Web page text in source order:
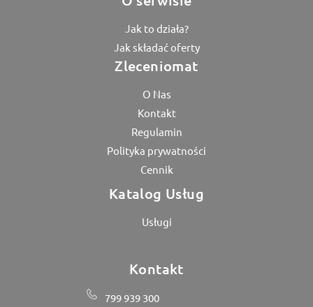
Jak to działa?
Jak składać oferty
Zleceniomat
O Nas
Kontakt
Regulamin
Polityka prywatności
Cennik
Katalog Usług
Usługi
Kontakt
799 939 300